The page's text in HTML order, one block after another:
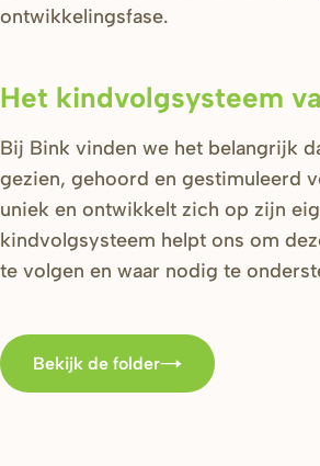
ontwikkelingsfase.
Het kindvolgsysteem
Bij Bink vinden we het belangrijk
gezien, gehoord en gestimuleerd
uniek en ontwikkelt zich op zijn
kindvolgsysteem helpt ons om
te volgen en waar nodig te
Bekijk de folder